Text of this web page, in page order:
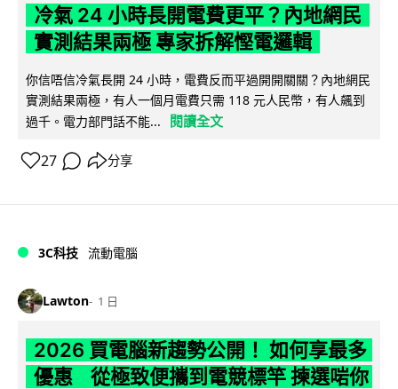
冷氣 24 小時長開電費更平？內地網民
實測結果兩極 專家拆解慳電邏輯
你信唔信冷氣長開 24 小時，電費反而平過開開關關？內地網民
實測結果兩極，有人一個月電費只需 118 元人民幣，有人飆到
過千。電力部門話不能...
閱讀全文
27 分享
3C科技 流動電腦
Lawton 1 日
2026 買電腦新趨勢公開！ 如何享最多
優惠 從極致便攜到電競標竿 揀選啱你